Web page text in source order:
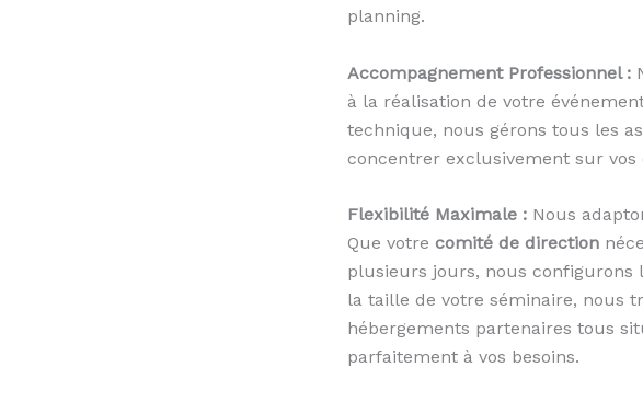
planning.
Accompagnement Professionnel :
à la réalisation de votre
technique, nous gérons tous les
concentrer exclusivement sur vos
Flexibilité Maximale : Nous
Que votre comité de direction
plusieurs jours, nous configurons
la taille de votre séminaire, nous
hébergements partenaires tous
parfaitement à vos besoins.